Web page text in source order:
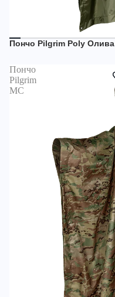
НЕМАЄ В НАЯВНОСТІ
Пончо Pilgrim Poly Олива
Пончо
Pilgrim
MC